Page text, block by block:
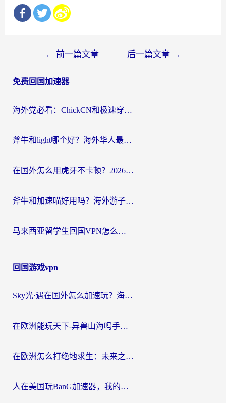
导
← 前一篇文章 后一篇文章 →
免费回国加速器
海外党必看：ChickCN和极速穿梭VPN好用吗？3招教你选对回国加速器无缝刷国内资源
斧牛和light哪个好？海外华人最关心的回国加速器选择难题，一篇讲透
在国外怎么用虎牙不卡顿？2026海外华人亲测有效的回国加速器选择指南
斧牛和加速喵好用吗？海外游子的真实选择困境
马来西亚留学生回国VPN怎么选？3个避坑点+1款实测好用的加速器推荐
回国游戏vpn
Sky光·遇在国外怎么加速玩？海外党亲测有效的国服游戏加速指南
在欧洲能玩天下-异兽山海吗手游？海外玩家的加速器生存指南
在欧洲怎么打绝地求生：未来之役不卡？留学生亲测的加速器避坑指南
人在美国玩BanG加速器，我的延迟终于绿了